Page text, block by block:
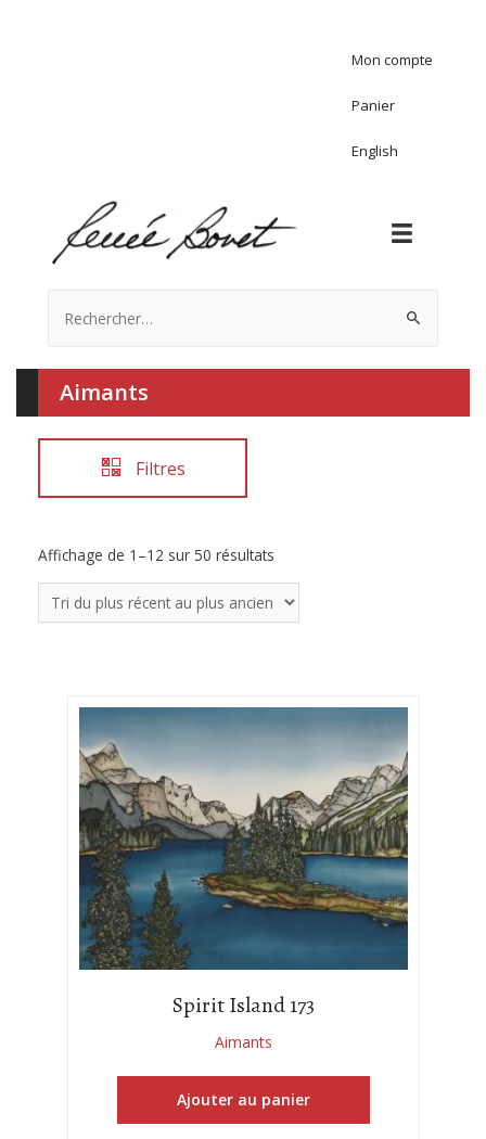
Mon compte
Panier
English
Aimants
Filtres
Affichage de 1–12 sur 50 résultats
Spirit Island 173
Aimants
Ajouter au panier